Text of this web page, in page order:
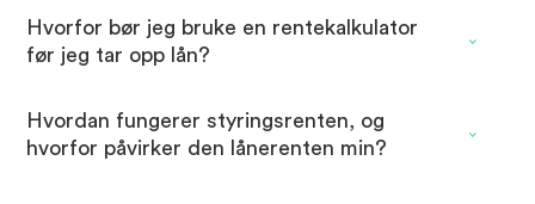
Hvorfor bør jeg bruke en rentekalkulator
før jeg tar opp lån?
Hvordan fungerer styringsrenten, og
hvorfor påvirker den lånerenten min?